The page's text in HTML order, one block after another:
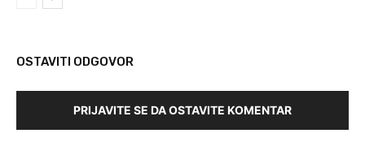
OSTAVITI ODGOVOR
PRIJAVITE SE DA OSTAVITE KOMENTAR